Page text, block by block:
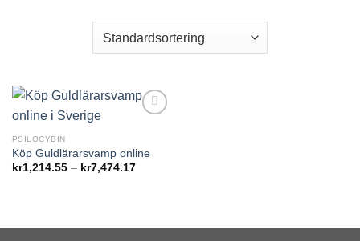
PSILOCYBIN
Köp Guldlärarsvamp online
kr1,214.55 – kr7,474.17Prisintervall: